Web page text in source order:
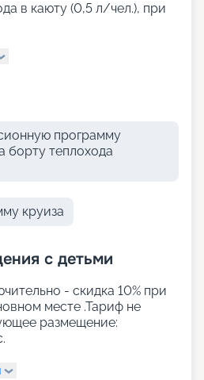
в каюту (0,5 л/чел.), при
программу
борту теплохода
круиза
с детьми
- скидка 10% при
месте .Тариф не
размещение: